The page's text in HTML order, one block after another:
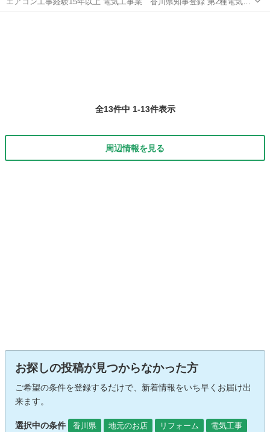
事士 安心の損害賠償保険加入 1年間の工事保証付き 見積もり無料 対
全13件中 1-13件表示
周辺情報を見る
お探しの投稿が見つからなかった方
ご希望の条件を登録するだけで、新着情報をいち早くお届け出
来ます。
選択中の条件 香川県 地元のお店 リフォーム 電気工事